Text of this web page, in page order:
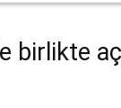
birlikte